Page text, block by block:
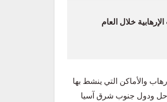
خلال العام
والأماكن التي ينشط بها
ودول جنوب شرق آسيا